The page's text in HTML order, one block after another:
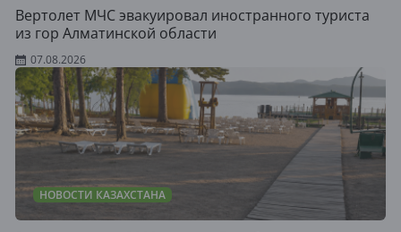
Вертолет МЧС эвакуировал иностранного туриста
из гор Алматинской области
07.08.2026
НОВОСТИ КАЗАХСТАНА